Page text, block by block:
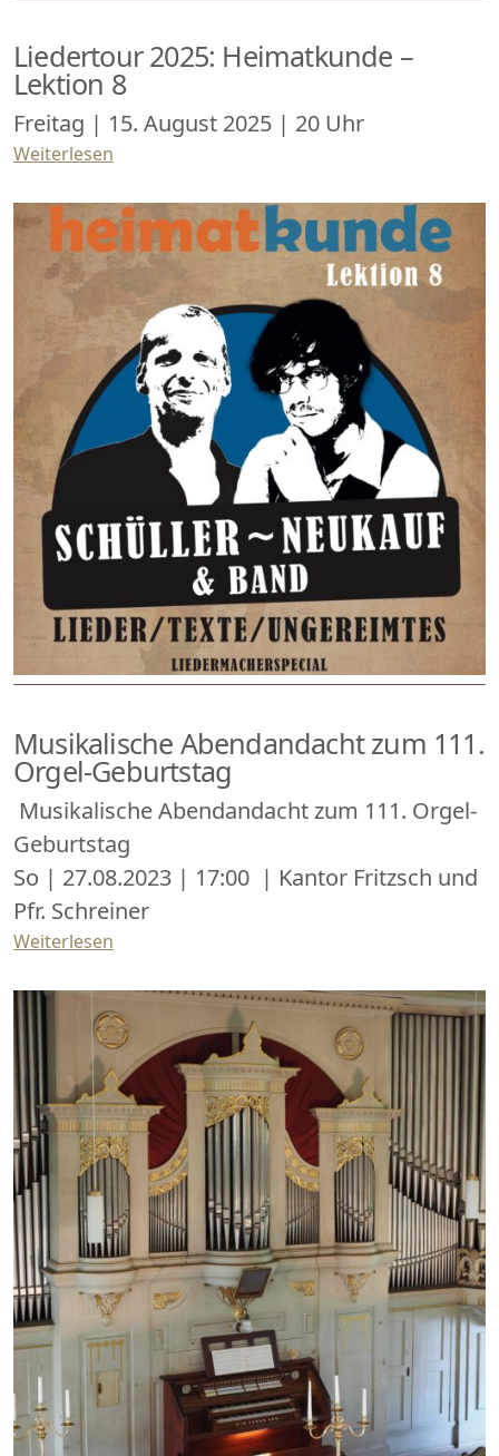
Liedertour 2025: Heimatkunde –
Lektion 8
Freitag | 15. August 2025 | 20 Uhr
Weiterlesen
Musikalische Abendandacht zum 111.
Orgel-Geburtstag
Musikalische Abendandacht zum 111. Orgel-
Geburtstag
So | 27.08.2023 | 17:00 | Kantor Fritzsch und
Pfr. Schreiner
Weiterlesen